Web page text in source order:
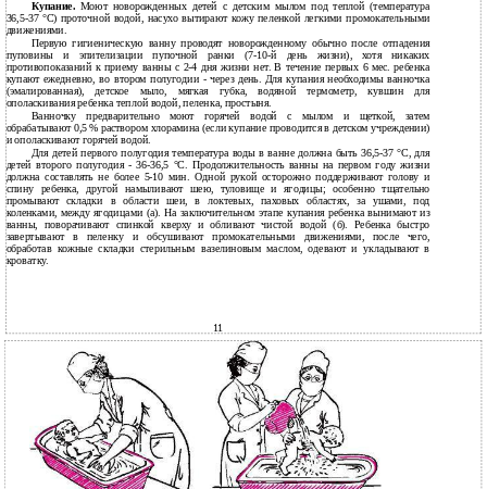
Купание. Моют новорожденных детей с детским мылом под теплой (температура
36,5-37 °С) проточной водой, насухо вытирают кожу пеленкой легкими промокательными
движениями.
Первую гигиеническую ванну проводят новорожденному обычно после отпадения
пуповины и эпителизации пупочной ранки (7-10-й день жизни), хотя никаких
противопоказаний к приему ванны с 2-4 дня жизни нет. В течение первых 6 мес. ребенка
купают ежедневно, во втором полугодии - через день. Для купания необходимы ванночка
(эмалированная), детское мыло, мягкая губка, водяной термометр, кувшин для
ополаскивания ребенка теплой водой, пеленка, простыня.
Ванночку предварительно моют горячей водой с мылом и щеткой, затем
обрабатывают 0,5 % раствором хлорамина (если купание проводится в детском учреждении)
и ополаскивают горячей водой.
Для детей первого полугодия температура воды в ванне должна быть 36,5-37 °С, для
детей второго полугодия - 36-36,5 °С. Продолжительность ванны на первом году жизни
должна составлять не более 5-10 мин. Одной рукой осторожно поддерживают голову и
спину ребенка, другой намыливают шею, туловище и ягодицы; особенно тщательно
промывают складки в области шеи, в локтевых, паховых областях, за ушами, под
коленками, между ягодицами (а). На заключительном этапе купания ребенка вынимают из
ванны, поворачивают спинкой кверху и обливают чистой водой (б). Ребенка быстро
завертывают в пеленку и обсушивают промокательными движениями, после чего,
обработав кожные складки стерильным вазелиновым маслом, одевают и укладывают в
кроватку.
11